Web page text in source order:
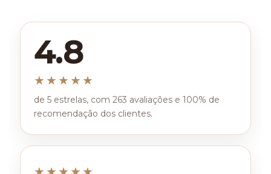
4.8
★★★★★
de 5 estrelas, com 263 avaliações e 100% de
recomendação dos clientes.